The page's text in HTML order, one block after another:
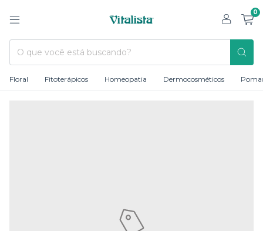
0
Floral Fitoterápicos Homeopatia Dermocosméticos